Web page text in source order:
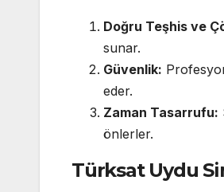
Doğru Teşhis ve
sunar.
Güvenlik:
eder.
Zaman Tasarrufu:
önlerler.
Türksat Uydu